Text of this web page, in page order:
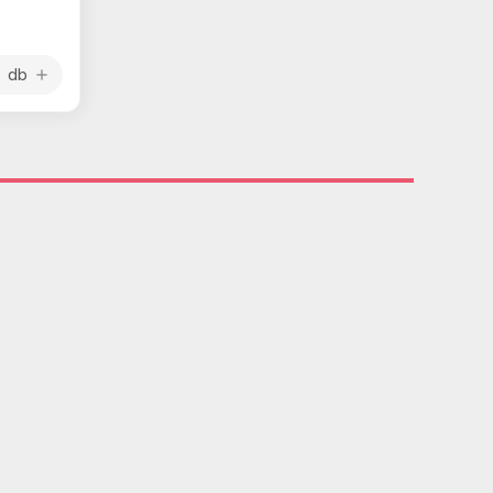
db add